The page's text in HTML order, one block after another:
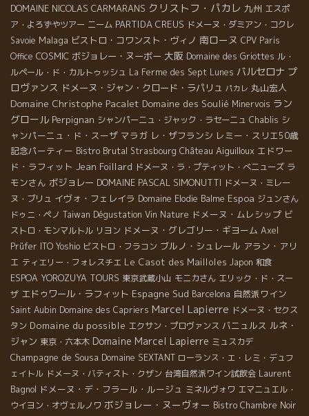
DOMAINE NICOLAS CARMARANS クリストフ・パカレ 九州 エスポ
ア・よろずやツアー ニーム PARTIDA CREUS ドメーヌ・ダミアン・コクレ
Savoie Malaga ビストロ・コワンスト・ヴィノ 南ローヌ CPV Paris
Office COSMIC ボジョレー・ヌーボー 大阪 Domaine des Griottes ル・
ルペール・ド・カルトゥッシュ La Ferme des Sept Lunes バルセロナ プ
ロヴァンス ドメーヌ・ジャン・クロード・ラパリュ パカレ 丸山宏人
Domaine Christophe Pacalet Domaine des Soulié Minervois ラン
グロール Perpignan シャンパーニュ・ジャック・ラセーニュ Chablis シ
ャンパーニュ・ド・スーザ マラガ レ・ザフランシ レミー・スリエ50歳
記念パーティー Bistro Brutal Strasbourg Château Aiguilloux エドワー
ド・ラフィット Jean Foillard ドメーヌ・ラ・プティット・べニューズ ラ
モンさん ボジョレー DOMAINE PASCAL SIMONUTTI ドメーヌ・ミレー
ヌ・ブリュ イヴォ・フェレイラ Domaine Elodie Balme Espoa ジュンさん
ドゥニ・ペノ Taiwan Dégustation Vin Nature ドメーヌ・ムレシップ ビ
ストロ・モンマルトル リヨン ドメーヌ・グレゴリー・ギヨーム Axel
Prüfer ITO Yoshio ビストロ・フラコン ブルノ・シュレール アラン・アリ
エ ティエリー・フォレスチエ Le Casot des Mailloles Japon 和食
ESPOA YOROZUYA TOURS 東京武蔵小山 モニカさん エリック・ド・スー
ザ エドゥワール・ラフィット Espagne Sud Barcelona 自然派ワイン
Saint Aubin Domaine des Capriers Marcel Lapierre ドメーヌ・セクス
タン Domaine du possible エクサン・プロヴァンス バニュルス ルネ・
ジャン 東京・六本木 Domaine Marcel Lapierre ミュスカデ
Champagne de Sousa Domaine SEXTANT ローランス・エ・レミ・デュフ
ェイトル ドメーヌ・バティスト・クザン 台湾自然派ワイン試飲会 Laurent
Bagnol ドメーヌ・デ・フラール・ルージュ ミネルヴォワ エマニュエル・
ウイヨン・オヴェルノワ ボジョレー・ヌーヴォー Bistro Chambre Noir